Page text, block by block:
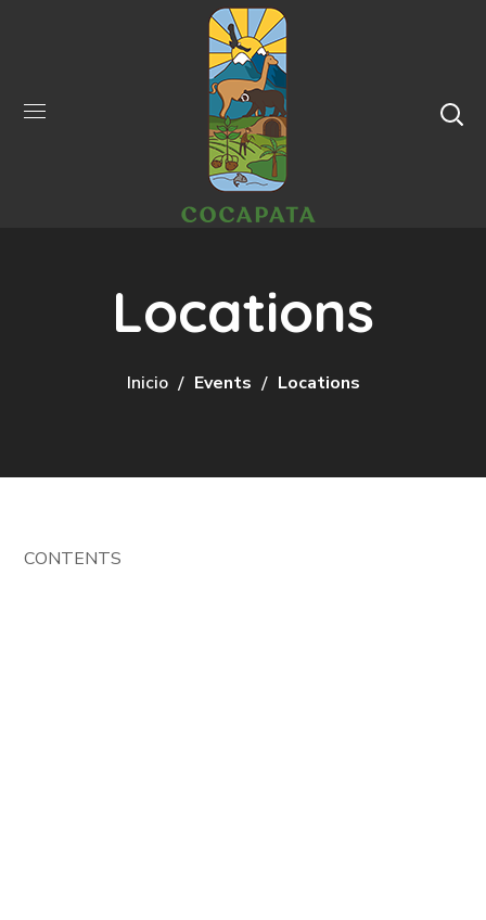
Locations
Inicio Events Locations
CONTENTS